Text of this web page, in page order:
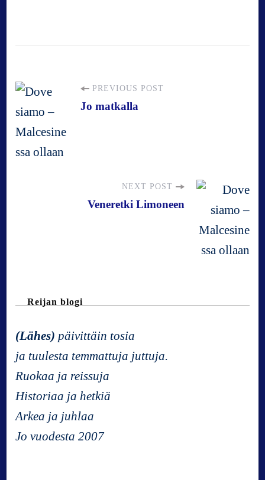
P
o
s
v
i
g
a
t
PREVIOUS POST
Jo matkalla
NEXT POST
Veneretki Limoneen
Reijan blogi
(Lähes) päivittäin tosia
ja tuulesta temmattuja juttuja.
Ruokaa ja reissuja
Historiaa ja hetkiä
Arkea ja juhlaa
Jo vuodesta 2007